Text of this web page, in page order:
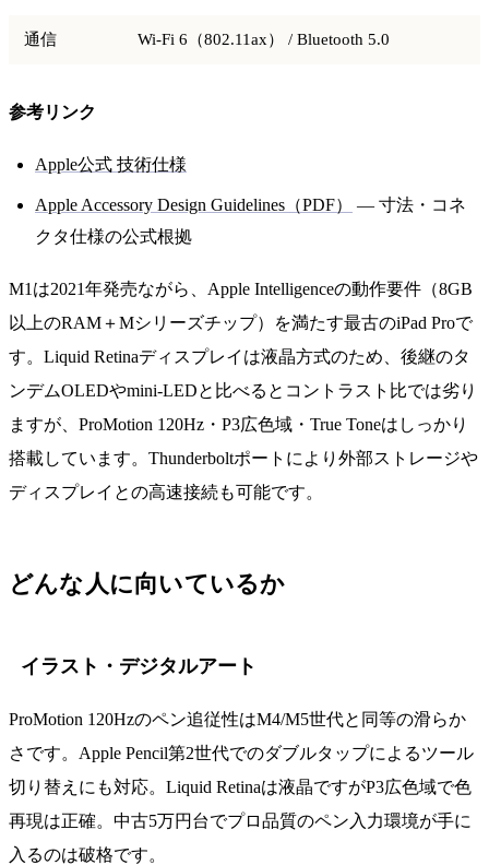
通信 Wi-Fi 6（802.11ax） / Bluetooth 5.0
参考リンク
Apple公式 技術仕様
Apple Accessory Design Guidelines（PDF）
— 寸法・コネ
クタ仕様の公式根拠
M1は2021年発売ながら、Apple Intelligenceの動作要件（8GB
以上のRAM＋Mシリーズチップ）を満たす最古のiPad Proで
す。Liquid Retinaディスプレイは液晶方式のため、後継のタ
ンデムOLEDやmini-LEDと比べるとコントラスト比では劣り
ますが、ProMotion 120Hz・P3広色域・True Toneはしっかり
搭載しています。Thunderboltポートにより外部ストレージや
ディスプレイとの高速接続も可能です。
どんな人に向いているか
イラスト・デジタルアート
ProMotion 120Hzのペン追従性はM4/M5世代と同等の滑らか
さです。Apple Pencil第2世代でのダブルタップによるツール
切り替えにも対応。Liquid Retinaは液晶ですがP3広色域で色
再現は正確。中古5万円台でプロ品質のペン入力環境が手に
入るのは破格です。